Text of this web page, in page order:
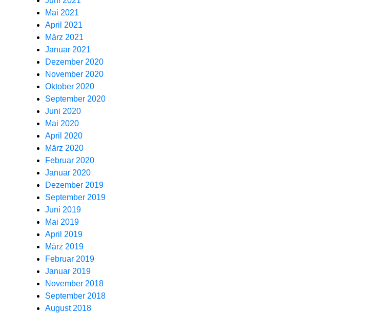
Mai 2021
April 2021
März 2021
Januar 2021
Dezember 2020
November 2020
Oktober 2020
September 2020
Juni 2020
Mai 2020
April 2020
März 2020
Februar 2020
Januar 2020
Dezember 2019
September 2019
Juni 2019
Mai 2019
April 2019
März 2019
Februar 2019
Januar 2019
November 2018
September 2018
August 2018